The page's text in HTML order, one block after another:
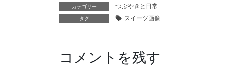
カテゴリー つぶやきと日常
タグ スイーツ画像
コメントを残す